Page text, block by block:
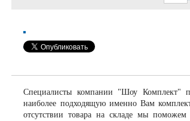
Специалисты компании "Шоу Комплект"
наиболее подходящую именно Вам
отсутствии товара на складе мы поможем